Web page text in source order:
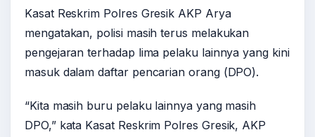
Kasat Reskrim Polres Gresik AKP Arya
mengatakan, polisi masih terus melakukan
pengejaran terhadap lima pelaku lainnya yang kini
masuk dalam daftar pencarian orang (DPO).
“Kita masih buru pelaku lainnya yang masih
DPO,” kata Kasat Reskrim Polres Gresik, AKP